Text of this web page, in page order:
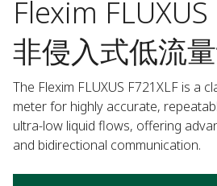
Flexim
非侵入式低流
The Flexim FLUXUS F721XLF is a
meter for highly accurate,
ultra-low liquid flows, offering
and bidirectional communication.